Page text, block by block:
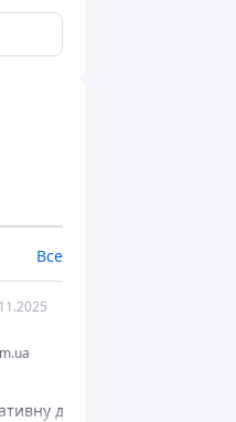
Все
доставку!